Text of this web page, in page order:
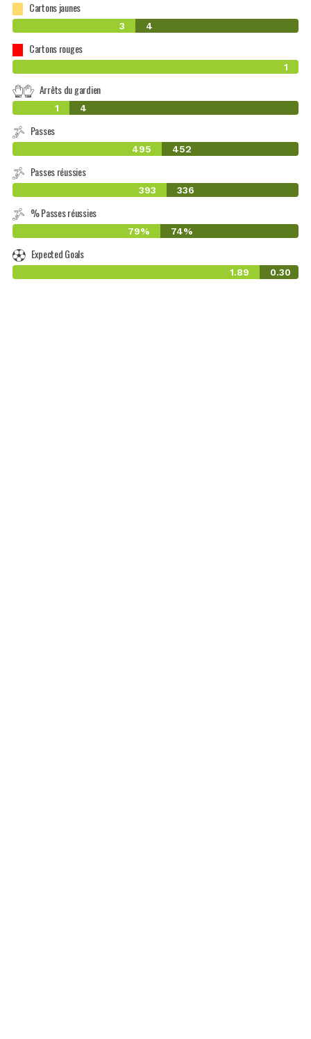
Cartons jaunes
3 4
Cartons rouges
1
Arrêts du gardien
1 4
Passes
495 452
Passes réussies
393 336
% Passes réussies
79% 74%
Expected Goals
1.89 0.30